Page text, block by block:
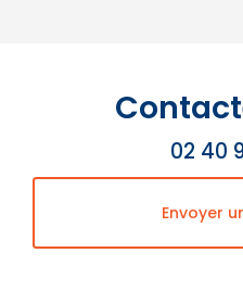
02 40
Envoyer